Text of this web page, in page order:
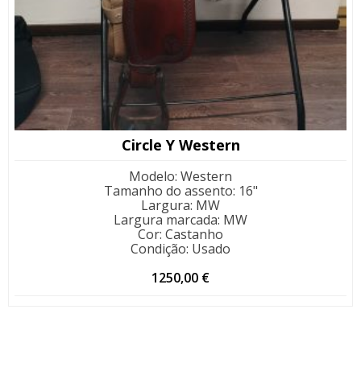
Circle Y Western
Modelo: Western
Tamanho do assento: 16"
Largura: MW
Largura marcada: MW
Cor: Castanho
Condição: Usado
1250,00 €